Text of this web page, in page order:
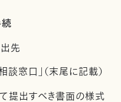
先
窓口」（末尾に記載）
提出すべき書面の様式